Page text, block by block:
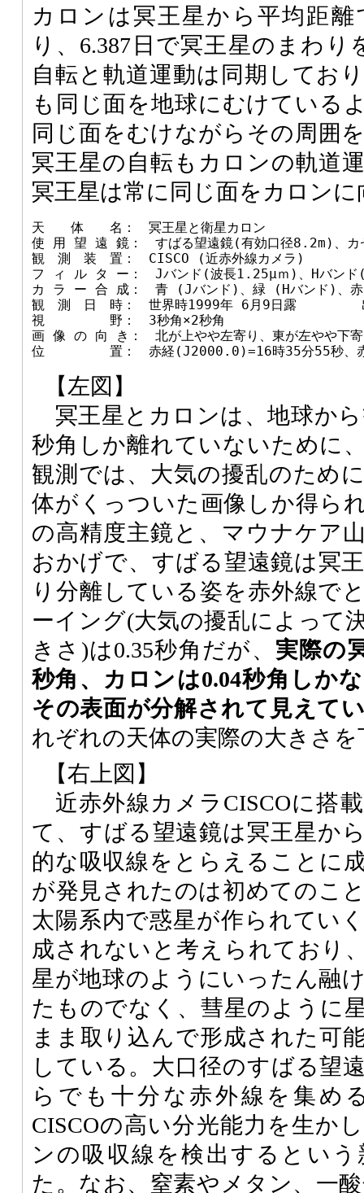
カロンは冥王星から平均距離
り、6.387日で冥王星のまわ
自転と軌道運動は同期してお
も同じ面を地球にむけている
同じ面をむけながらその周囲
冥王星の自転もカロンの軌道
冥王星は常に同じ面をカロン
天　　体　　名：　冥王星と衛星カロン
使 用 望 遠 鏡：　すばる望遠鏡(有効口径8.2m)、カ
観　測　装　置：　CISCO (近赤外線カメラ)
フ ィ ル タ ー：　Jバンド(波長1.25μｍ)、Hバン
カ ラ ー 合 成：　青 (Jバンド)、緑 (Hバンド)、
観　測　日　時：　世界時1999年 6月9日露　　　　
視　　　　　野：　3秒角×2秒角
画 像 の 向 き：　北が上やや左寄り、東が左やや下
【左図】
冥王星とカロンは、地球か
秒角しか離れていないために
観測では、大気の擾乱のため
体がくっついた画像しか得ら
の高精度主鏡と、マウナケア
おかげで、すばる望遠鏡は冥
り分離している姿を赤外線で
ーイング(大気の擾乱によって
きさ)は0.35秒角だが、 実際の
秒角、カロンは0.04秒角しか
その表面が分解されて見えて
れぞれの天体の実際の大きさ
【右上図】
近赤外線カメラCISCOに搭
て、すばる望遠鏡は冥王星か
的な吸収線をとらえることに
が発見されたのは初めてのこ
太陽系内で惑星が作られてい
成されないと考えられており
星が地球のようにいったん融
たものでなく、彗星のように
まま取り込んで形成された可
している。大口径のすばる望
らでも十分な赤外線を集め
CISCOの高い分光能力を生か
ンの吸収線を検出するとい
た。なお、窒素やメタン、一